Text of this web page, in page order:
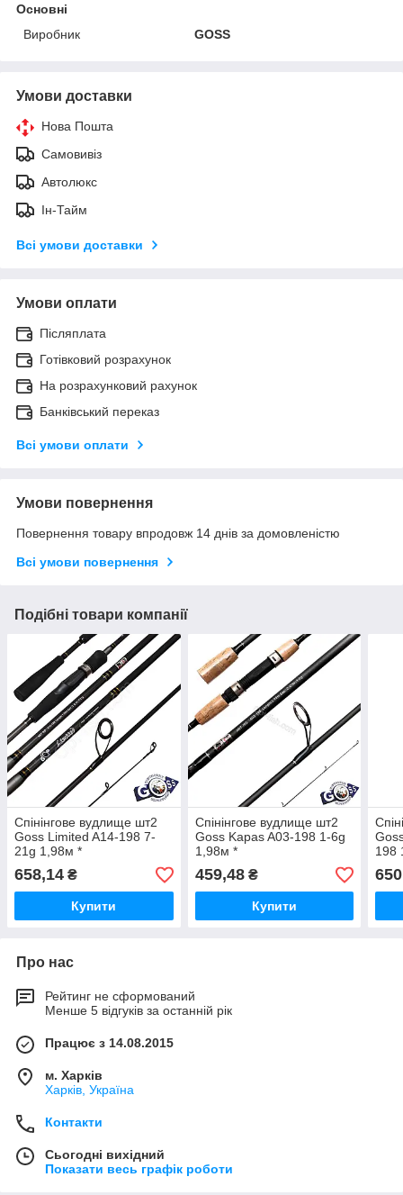
Основні
Виробник
GOSS
Умови доставки
Нова Пошта
Самовивіз
Автолюкс
Ін-Тайм
Всі умови доставки
Умови оплати
Післяплата
Готівковий розрахунок
На розрахунковий рахунок
Банківський переказ
Всі умови оплати
Умови повернення
Повернення товару впродовж 14 днів за домовленістю
Всі умови повернення
Подібні товари компанії
Спінінгове вудлище шт2
Goss Limited A14-198 7-
21g 1,98м *
658,14 ₴
Купити
Спінінгове вудлище шт2
Goss Kapas A03-198 1-6g
1,98м *
459,48₴
Купити
198
Про нас
Рейтинг не сформований
Менше 5 відгуків за останній рік
Працює з 14.08.2015
м. Харків
Харків, Україна
Контакти
Сьогодні вихідний
Показати весь графік роботи